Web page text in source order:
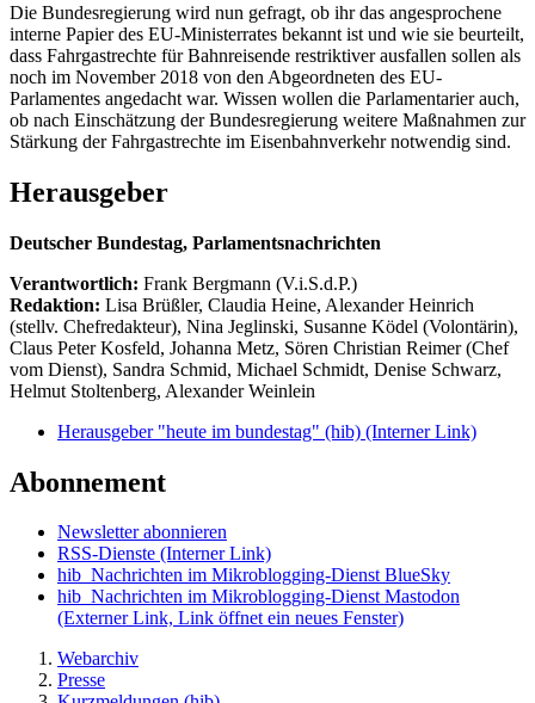
Die Bundesregierung wird nun gefragt, ob ihr das angesprochene
interne Papier des EU-Ministerrates bekannt ist und wie sie beurteilt,
dass Fahrgastrechte für Bahnreisende restriktiver ausfallen sollen als
noch im November 2018 von den Abgeordneten des EU-
Parlamentes angedacht war. Wissen wollen die Parlamentarier auch,
ob nach Einschätzung der Bundesregierung weitere Maßnahmen zur
Stärkung der Fahrgastrechte im Eisenbahnverkehr notwendig sind.
Herausgeber
Deutscher Bundestag, Parlamentsnachrichten
Verantwortlich: Frank Bergmann (V.i.S.d.P.)
Redaktion: Lisa Brüßler, Claudia Heine, Alexander Heinrich
(stellv. Chefredakteur), Nina Jeglinski, Susanne Ködel (Volontärin),
Claus Peter Kosfeld, Johanna Metz, Sören Christian Reimer (Chef
vom Dienst), Sandra Schmid, Michael Schmidt, Denise Schwarz,
Helmut Stoltenberg, Alexander Weinlein
Herausgeber "heute im bundestag" (hib) (Interner Link)
Abonnement
Newsletter abonnieren
RSS-Dienste (Interner Link)
hib_Nachrichten im Mikroblogging-Dienst BlueSky
hib_Nachrichten im Mikroblogging-Dienst Mastodon
(Externer Link, Link öffnet ein neues Fenster)
Webarchiv
Presse